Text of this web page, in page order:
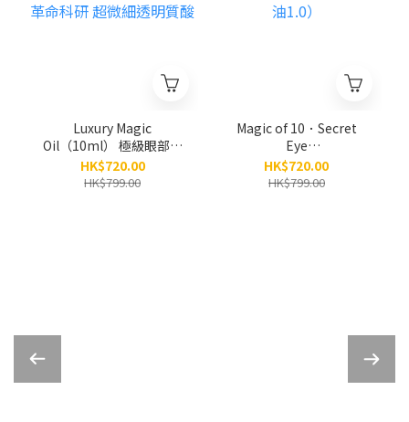
Luxury Magic
Oil（10ml） 極級眼部神
油（眼油2.0） *新增法國
革命科研 超微細透明質
HK$720.00
HK$799.00
Magic of 10．Secret
Eye
Treatment（10ml） 十
全十美．眼部神油（眼油
HK$720.00
HK$799.00